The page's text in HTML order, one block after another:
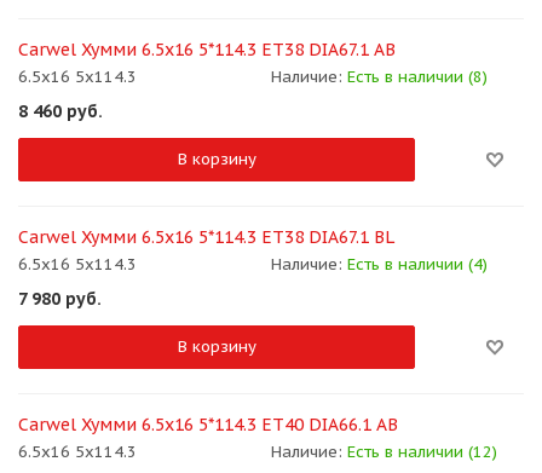
Carwel Хумми 6.5x16 5*114.3 ET38 DIA67.1 AB
6.5x16 5x114.3 Наличие: Есть в наличии (8)
8 460 руб.
В корзину
Carwel Хумми 6.5x16 5*114.3 ET38 DIA67.1 BL
6.5x16 5x114.3 Наличие: Есть в наличии (4)
7 980 руб.
В корзину
Carwel Хумми 6.5x16 5*114.3 ET40 DIA66.1 AB
6.5x16 5x114.3 Наличие: Есть в наличии (12)